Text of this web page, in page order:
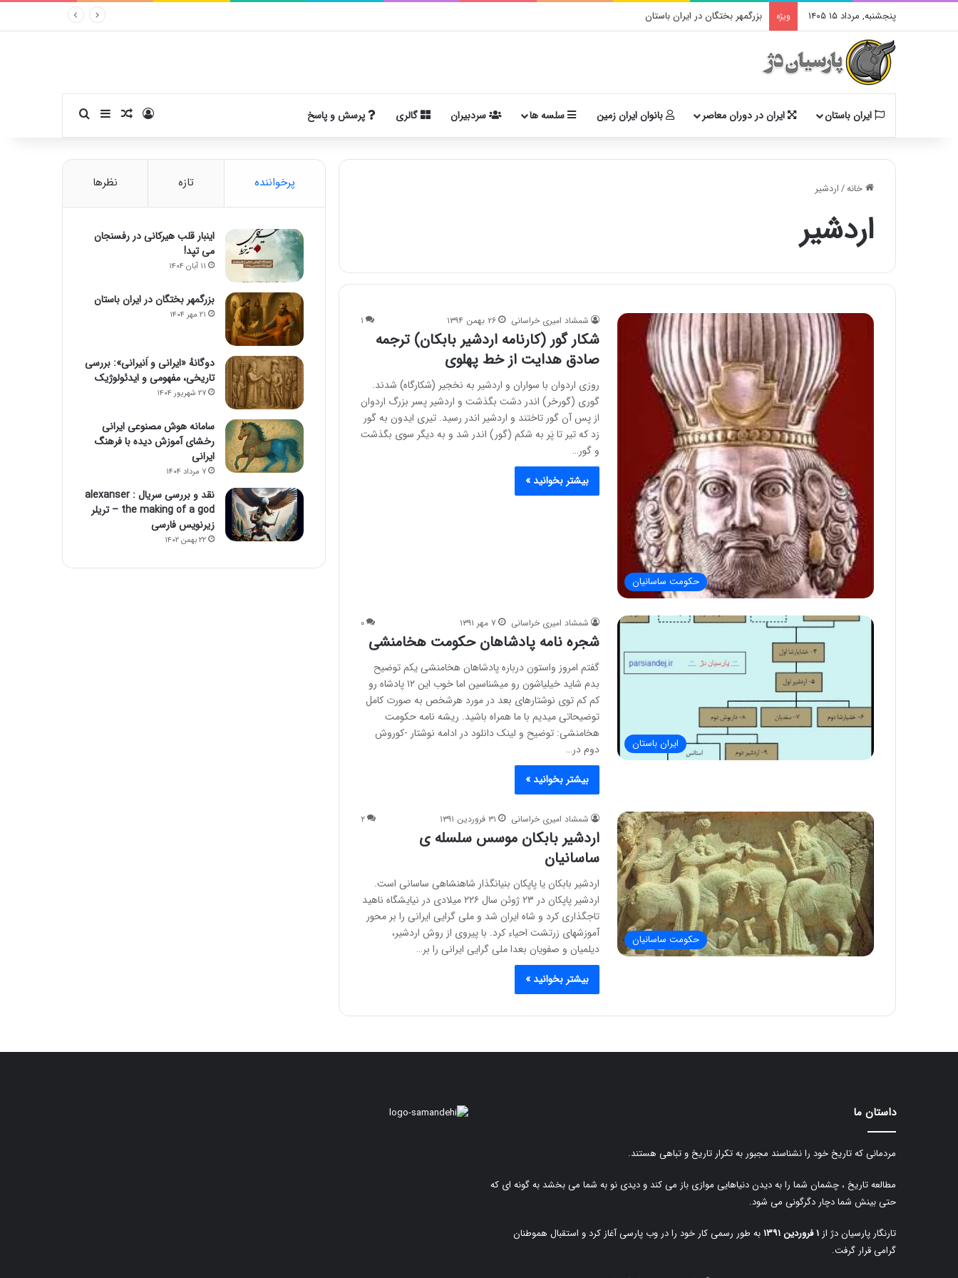
پنجشنبه, مرداد ۱۵ ۱۴۰۵ ویژه بزرگمهر بختگان در ایران باستان
ایران باستان ایران در دوران معاصر بانوان ایران زمین سلسه ها سردبیران گالری پرسش و پاسخ ورودنوشته تصادفی
سایدبارجستجو برای
خانه/اردشیر
اردشیر
حکومت ساسانیان
شمشاد امیری خراسانی ۲۶ بهمن ۱۳۹۴ ۱
شکار گور (کارنامه اردشیر بابکان) ترجمه
صادق هدایت از خط پهلوی
روزی اردوان با سواران و اردشیر به نخجیر (شکارگاه) شدند.
گوری (گورخر) اندر دشت بگذشت و اردشیر پسر بزرگ اردوان
از پس آن گور تاختند و اردشیر اندر رسید. تیری ایدون به گور
زد که تیر تا پَر به شکم (گور) اندر شد و به دیگر سوی بگذشت
و گور…
بیشتر بخوانید »
ایران باستان
شمشاد امیری خراسانی ۷ مهر ۱۳۹۱ ۰
شجره نامه پادشاهان حکومت هخامنشی
گفتم امروز واستون درباره پادشاهان هخامنشی یکم توضیح
بدم شاید خیلیاشون رو میشناسین اما خوب این ۱۲ پادشاه رو
کم کم توی نوشتارهای بعد در مورد هرشخص به صورت کامل
توضیحاتی میدیم با ما همراه باشید. ریشه نامه حکومت
هخامنشی: توضیح و لینک دانلود در ادامه نوشتار -کوروش
دوم در…
بیشتر بخوانید »
حکومت ساسانیان
شمشاد امیری خراسانی ۳۱ فروردین ۱۳۹۱ ۲
اردشیر بابکان موسس سلسله ی
ساسانیان
اردشیر بابکان یا پاپکان بنیانگذار شاهنشاهی ساسانی است.
اردشیر پاپکان در ۲۳ ژوئن سال ۲۲۶ میلادی در نیایشگاه ناهید
تاجگذاری کرد و شاه ایران شد و ملی گرایی ایرانی را بر محور
آموزشهای زرتشت احیاء کرد. با پیروی از روش اردشیر،
دیلمیان و صفویان بعدا ملی گرایی ایرانی را بر…
بیشتر بخوانید »
پرخواننده تازه نظرها
اینبار قلب هیرکانی در رفسنجان
می تپد!
۱۱ آبان ۱۴۰۴
بزرگمهر بختگان در ایران باستان
۲۱ مهر ۱۴۰۴
دوگانهٔ «ایرانی و اَنیرانی»: بررسی
تاریخی، مفهومی و ایدئولوژیک
۲۷ شهریور ۱۴۰۴
سامانه هوش مصنوعی ایرانی
رخشای آموزش دیده با فرهنگ
ایرانی
۷ مرداد ۱۴۰۴
نقد و بررسی سریال alexanser :
the making of a god – تریلر
زیرنویس فارسی
۲۲ بهمن ۱۴۰۲
داستان ما
مردمانی که تاریخ خود را نشناسند مجبور به تکرار تاریخ و تباهی هستند.
مطالعه تاریخ ، چشمان شما را به دیدن دنیاهایی موازی باز می کند و دیدی نو به شما می بخشد به گونه ای که
حتی بینش شما دچار دگرگونی می شود.
تارنگار پارسیان دژ از ۱ فروردین ۱۳۹۱
به طور رسمی کار خود را در وب پارسی آغاز کرد و استقبال هموطنان
گرامی قرار گرفت.